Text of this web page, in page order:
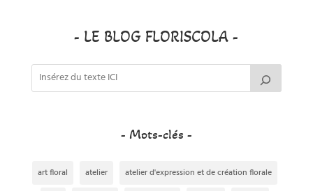
- LE BLOG FLORISCOLA -
- Mots-clés -
art floral atelier
atelier d'expression et de création florale